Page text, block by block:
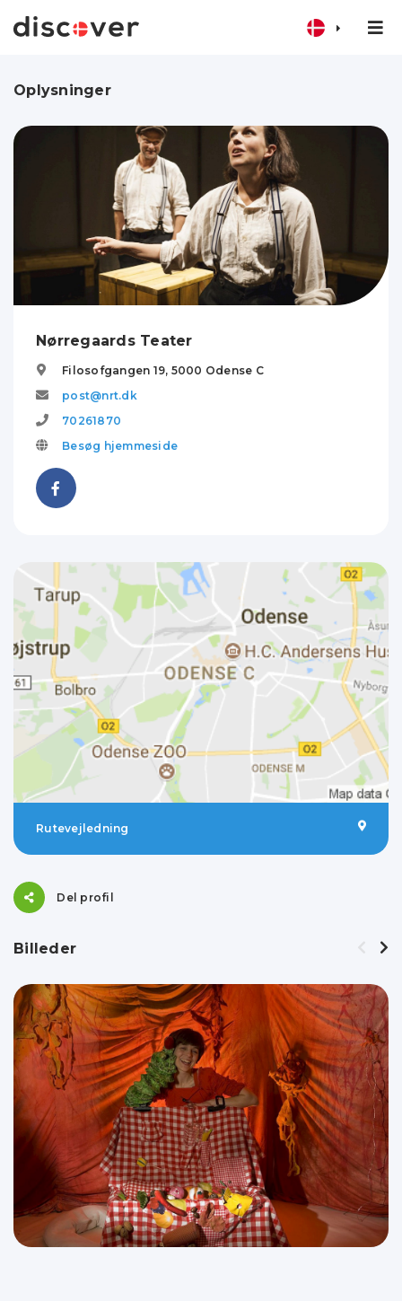
Oplysninger
Nørregaards Teater
Filosofgangen 19, 5000 Odense C
post@nrt.dk
70261870
Besøg hjemmeside
Rutevejledning
Del profil
Billeder